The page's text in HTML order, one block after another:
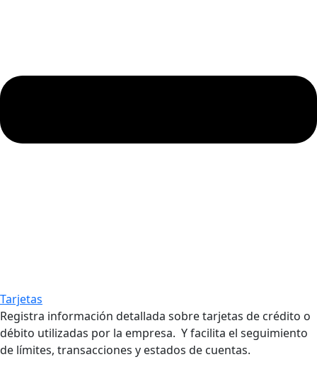
Tarjetas
Registra información detallada sobre tarjetas de crédito o
débito utilizadas por la empresa. Y facilita el seguimiento
de límites, transacciones y estados de cuentas.